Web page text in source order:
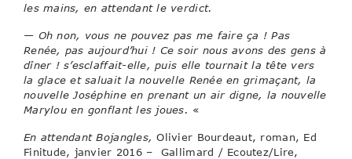
les mains, en attendant le verdict.
— Oh non, vous ne pouvez pas me faire ça ! Pas
Renée, pas aujourd’hui ! Ce soir nous avons des gens à
dîner ! s’esclaffait-elle, puis elle tournait la tête vers
la glace et saluait la nouvelle Renée en grimaçant, la
nouvelle Joséphine en prenant un air digne, la nouvelle
Marylou en gonflant les joues. «
En attendant Bojangles, Olivier Bourdeaut, roman, Ed
Finitude, janvier 2016 – Gallimard / Ecoutez/Lire,